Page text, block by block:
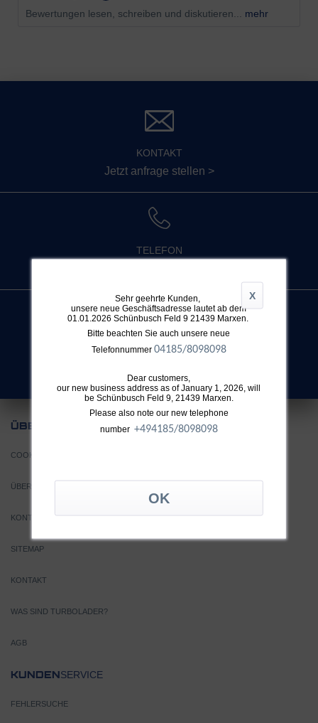
Bewertungen lesen, schreiben und diskutieren...
mehr
X
Sehr geehrte Kunden,
unsere neue Geschäftsadresse lautet ab dem
01.01.2026 Schünbusch Feld 9 21439 Marxen.
Bitte beachten Sie auch unsere neue
Telefonnummer 04185/8098098
Dear customers,
our new business address as of January 1, 2026, will
be Schünbusch Feld 9, 21439 Marxen.
Please also note our new telephone
number +494185/8098098
KONTAKT
Jetzt anfrage stellen >
TELEFON
SUCHE
ÜBER
COOKIE EINSTELLUNGEN
ÜBER TTH
KONTAKT
SITEMAP
KONTAKT
WAS SIND TURBOLADER?
AGB
KUNDENSERVICE
FEHLERSUCHE